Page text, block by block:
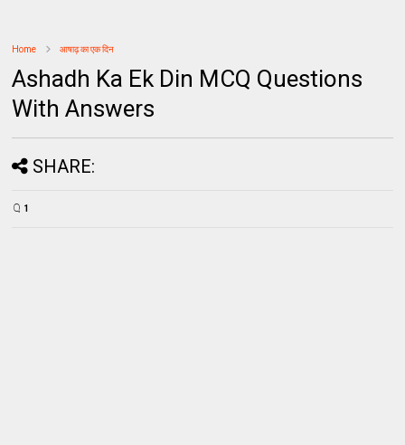
Home आषाढ़ का एक दिन
Ashadh Ka Ek Din MCQ Questions
With Answers
SHARE:
1